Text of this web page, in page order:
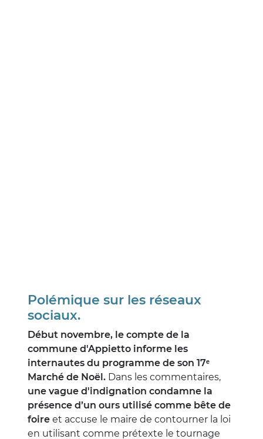
Polémique sur les réseaux
sociaux.
Début novembre, le compte de la
commune d'Appietto informe les
internautes du programme de son 17ᵉ
Marché de Noël. Dans les commentaires,
une vague d'indignation condamne la
présence d’un ours utilisé comme bête de
foire et accuse le maire de contourner la loi
en utilisant comme prétexte le tournage